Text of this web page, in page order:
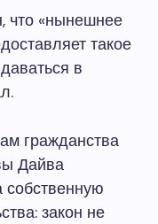
что «нынешнее
такое
в
гражданства
Дайва
собственную
закон не